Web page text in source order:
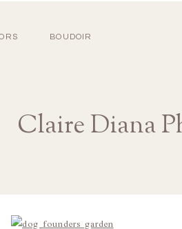
BOUDOIR
Claire Diana